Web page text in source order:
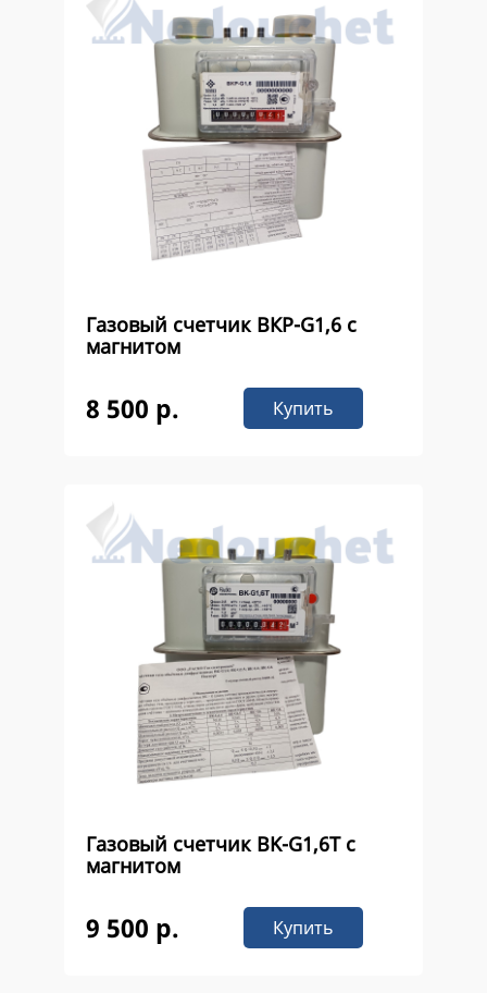
Газовый счетчик ВКР-G1,6 с
магнитом
8 500 р. Купить
Газовый счетчик ВK-G1,6Т с
магнитом
9 500 р. Купить